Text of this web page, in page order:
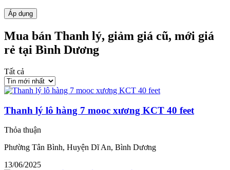
Áp dụng
Mua bán Thanh lý, giảm giá cũ, mới giá
rẻ tại Bình Dương
Tất cả
Thanh lý lô hàng 7 mooc xương KCT 40 feet
Thỏa thuận
Phường Tân Bình, Huyện Dĩ An, Bình Dương
13/06/2025